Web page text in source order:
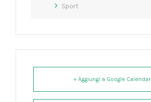
Sport
+ Aggiungi a Google Calendar